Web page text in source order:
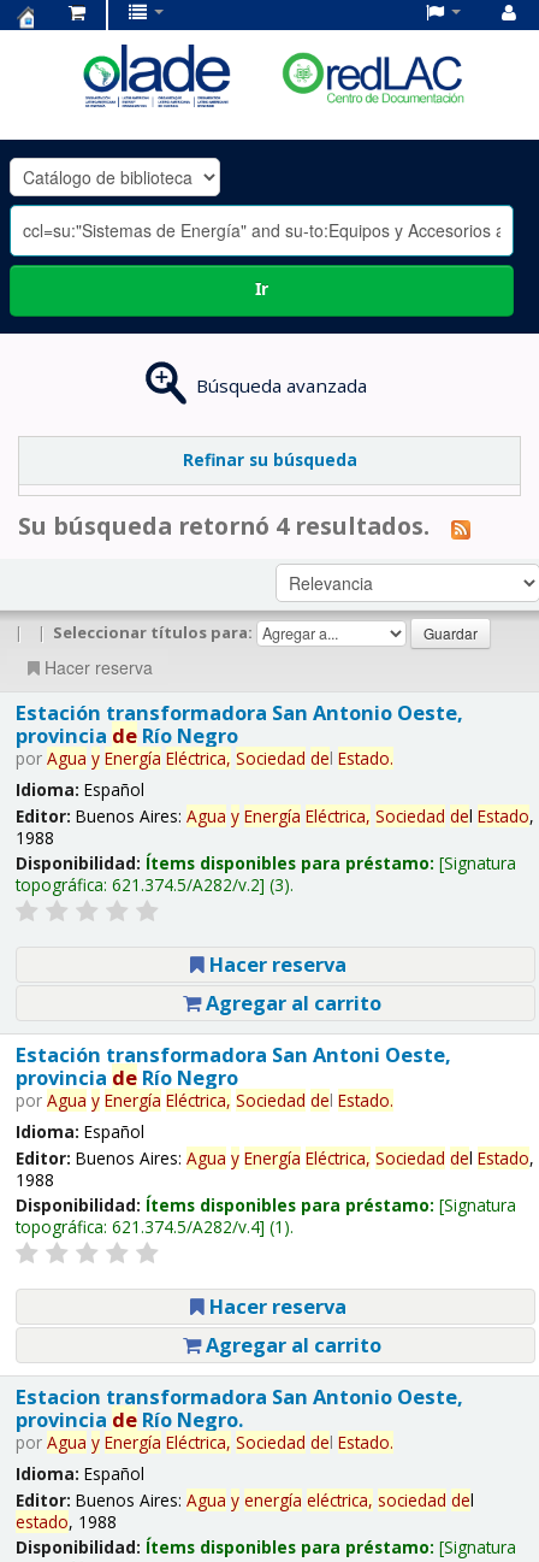
OLADE
-
Ir
Búsqueda avanzada
Refinar su búsqueda
Su búsqueda retornó 4 resultados.
| | Seleccionar títulos para:
Hacer reserva
Estación transformadora San Antonio Oeste,
provincia deRío Negro
por Agua y Energía Eléctrica, Sociedad del Estado.
Idioma: Español
Editor: Buenos Aires: Agua y Energía Eléctrica, Sociedad del Estado,
1988
Disponibilidad: Ítems disponibles para préstamo: Signatura
topográfica: 621.374.5/A282/v.2 (3).
Hacer reserva
Agregar al carrito
Estación transformadora San Antoni Oeste,
provincia deRío Negro
por Agua y Energía Eléctrica, Sociedad del Estado.
Idioma: Español
Editor: Buenos Aires: Agua y Energía Eléctrica, Sociedad del Estado,
1988
Disponibilidad: Ítems disponibles para préstamo: Signatura
topográfica: 621.374.5/A282/v.4 (1).
Hacer reserva
Agregar al carrito
Estacion transformadora San Antonio Oeste,
provincia deRío Negro.
por Agua y Energía Eléctrica, Sociedad del Estado.
Idioma: Español
Editor: Buenos Aires: Agua y energía eléctrica, sociedad del
estado, 1988
Disponibilidad: Ítems disponibles para préstamo: Signatura